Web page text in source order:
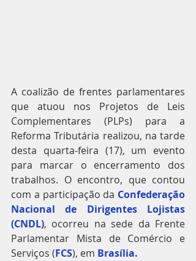
A coalizão de frentes parlamentares
que atuou nos Projetos de Leis
Complementares (PLPs) para a
Reforma Tributária realizou, na tarde
desta quarta-feira (17), um evento
para marcar o encerramento dos
trabalhos. O encontro, que contou
com a participação da Confederação
Nacional de Dirigentes Lojistas
(CNDL), ocorreu na sede da Frente
Parlamentar Mista de Comércio e
Serviços (FCS), em Brasília.